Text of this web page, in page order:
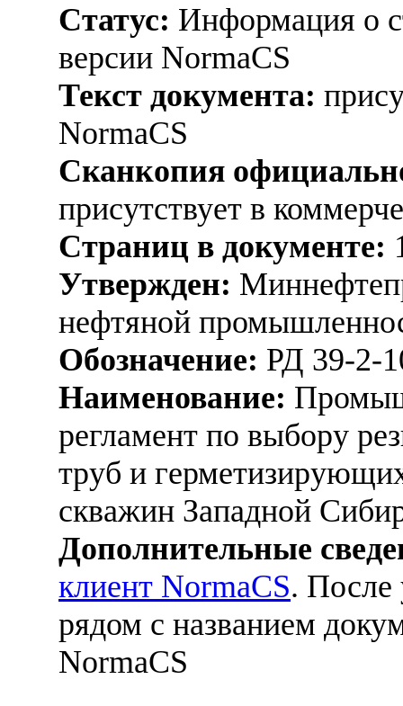
Статус: Информация о
версии NormaCS
Текст документа:
NormaCS
Сканкопия
присутствует в
Страниц в документе:
Утвержден:
нефтяной
Обозначение: РД 39-2-
Наименование:
регламент по выбору
труб и
скважин Западной
Дополнительные
клиент NormaCS. После
рядом с названием
NormaCS